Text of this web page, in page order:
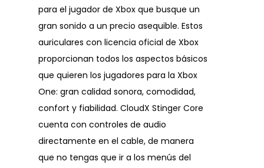
para el jugador de Xbox que busque un
gran sonido a un precio asequible. Estos
auriculares con licencia oficial de Xbox
proporcionan todos los aspectos básicos
que quieren los jugadores para la Xbox
One: gran calidad sonora, comodidad,
confort y fiabilidad. CloudX Stinger Core
cuenta con controles de audio
directamente en el cable, de manera
que no tengas que ir a los menús del